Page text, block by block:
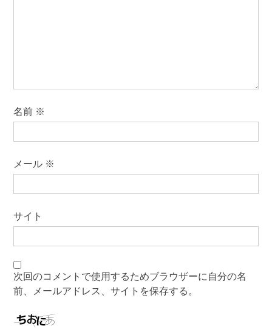
名前 ※
メール ※
サイト
次回のコメントで使用するためブラウザーに自分の名
前、メールアドレス、サイトを保存する。